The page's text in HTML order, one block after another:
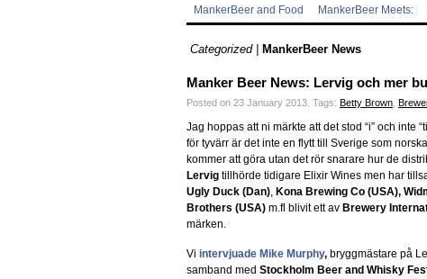
MankerBeer and Food MankerBeer Meets:
Categorized | MankerBeer News
Manker Beer News: Lervig och mer
Posted on 23 January 2013. Tags: Betty Brown
Jag hoppas att ni märkte att det stod “i” och inte
för tyvärr är det inte en flytt till Sverige som
kommer att göra utan det rör snarare hur de
Lervig tillhörde tidigare Elixir Wines men har
Ugly Duck (Dan), Kona Brewing Co (USA),
Brothers (USA) m.fl blivit ett av Brewery
märken.
Vi intervjuade Mike Murphy, bryggmästare på
samband med Stockholm Beer and Whisky